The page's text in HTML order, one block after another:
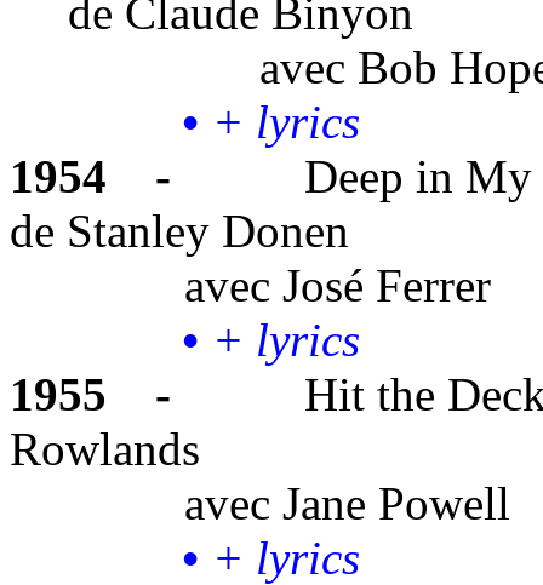
de Claude Binyon
avec Bob
• + lyrics
1954
-
Deep in My
de Stanley Donen
avec José Ferrer
• + lyrics
1955
-
Hit the
Rowlands
avec Jane Powell
• + lyrics